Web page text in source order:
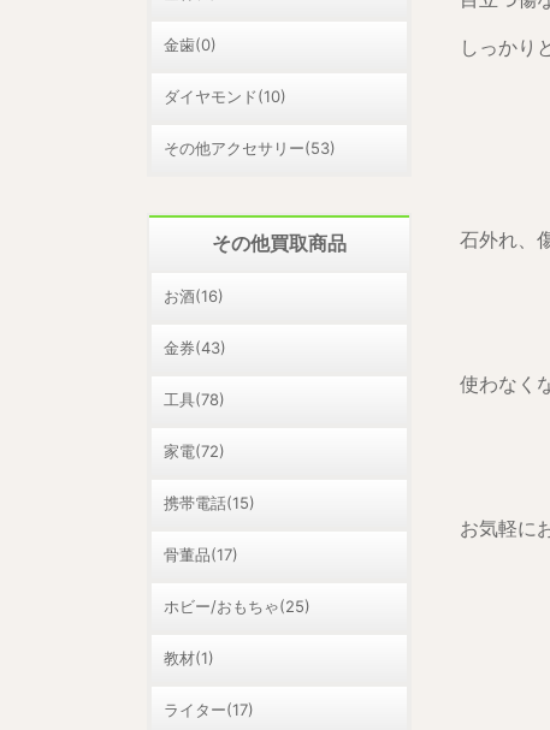
しっかり
石外れ、
使わなく
お気軽に
金歯(0)
ダイヤモンド(10)
その他アクセサリー(53)
その他買取商品
お酒(16)
金券(43)
工具(78)
家電(72)
携帯電話(15)
骨董品(17)
ホビー/おもちゃ(25)
教材(1)
ライター(17)